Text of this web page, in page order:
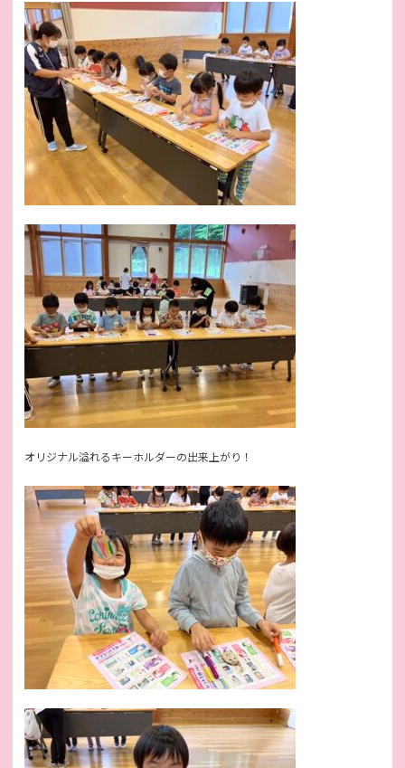
オリジナル溢れるキーホルダーの出来上がり！